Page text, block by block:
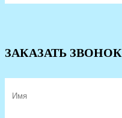
ЗАКАЗАТЬ ЗВОНОК